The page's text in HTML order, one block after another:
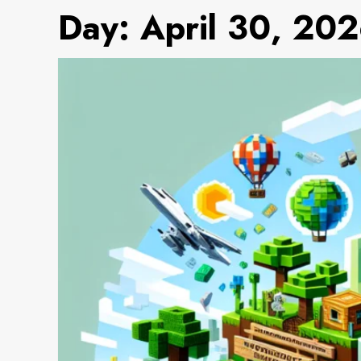
Day: April 30,